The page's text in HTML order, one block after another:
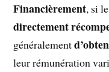
Financièrement, si
directement
généralement
leur rémunération